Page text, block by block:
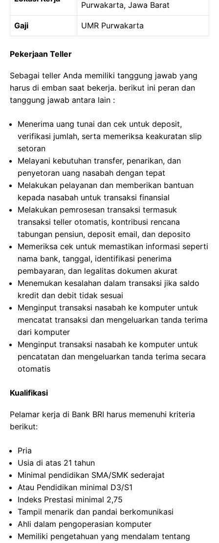
Purwakarta, Jawa Barat
Gaji UMR Purwakarta
Pekerjaan Teller
Sebagai teller Anda memiliki tanggung jawab yang
harus di emban saat bekerja. berikut ini peran dan
tanggung jawab antara lain :
Menerima uang tunai dan cek untuk deposit,
verifikasi jumlah, serta memeriksa keakuratan slip
setoran
Melayani kebutuhan transfer, penarikan, dan
penyetoran uang nasabah dengan tepat
Melakukan pelayanan dan memberikan bantuan
kepada nasabah untuk transaksi finansial
Melakukan pemrosesan transaksi termasuk
transaksi teller otomatis, kontribusi rencana
tabungan pensiun, deposit email, dan deposito
Memeriksa cek untuk memastikan informasi seperti
nama bank, tanggal, identifikasi penerima
pembayaran, dan legalitas dokumen akurat
Menemukan kesalahan dalam transaksi jika saldo
kredit dan debit tidak sesuai
Menginput transaksi nasabah ke komputer untuk
mencatat transaksi dan mengeluarkan tanda terima
dari komputer
Menginput transaksi nasabah ke komputer untuk
pencatatan dan mengeluarkan tanda terima secara
otomatis
Kualifikasi
Pelamar kerja di Bank BRI harus memenuhi kriteria
berikut:
Pria
Usia di atas 21 tahun
Minimal pendidikan SMA/SMK sederajat
Atau Pendidikan minimal D3/S1
Indeks Prestasi minimal 2,75
Tampil menarik dan pandai berkomunikasi
Ahli dalam pengoperasian komputer
Memiliki pengetahuan yang mendalam tentang